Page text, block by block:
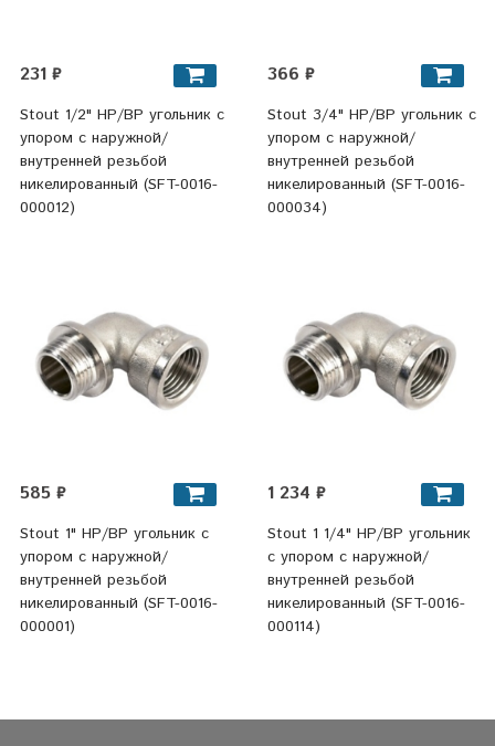
231 ₽
Stout 1/2" НР/ВР угольник с
упором с наружной/
внутренней резьбой
никелированный (SFT-0016-
000012)
366 ₽
Stout 3/4" НР/ВР угольник с
упором с наружной/
внутренней резьбой
никелированный (SFT-0016-
000034)
585 ₽
Stout 1" НР/ВР угольник с
упором с наружной/
внутренней резьбой
никелированный (SFT-0016-
000001)
1 234 ₽
Stout 1 1/4" НР/ВР угольник
с упором с наружной/
внутренней резьбой
никелированный (SFT-0016-
000114)